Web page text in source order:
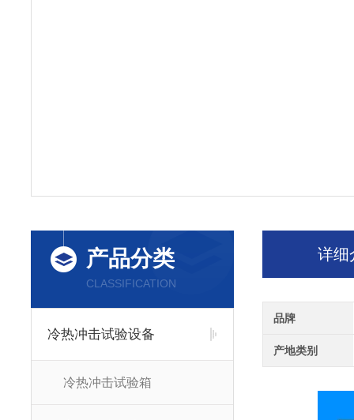
产品分类
CLASSIFICATION
冷热冲击试验设备
冷热冲击试验箱
详细
品牌
产地类别